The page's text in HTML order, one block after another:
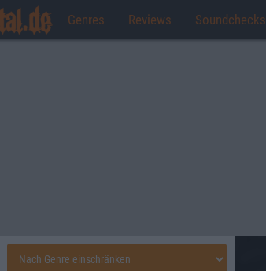
Genres Reviews Soundchecks